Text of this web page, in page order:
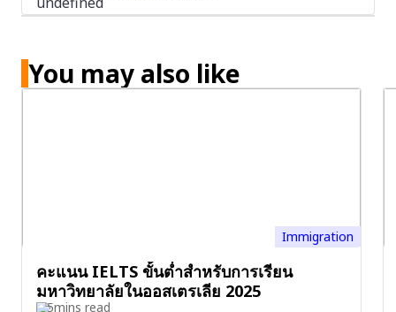
You may also like
Immigration
คะแนน IELTS ขั้นต่ำสำหรับการเรียน
มหาวิทยาลัยในออสเตรเลีย 2025
5mins read